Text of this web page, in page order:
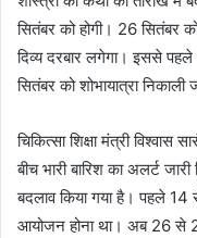
सितंबर को होगी। 26 सितंबर
दिव्य दरबार लगेगा। इससे
सितंबर को शोभायात्रा निकाली
चिकित्सा शिक्षा मंत्री
बीच भारी बारिश का अलर्ट
बदलाव किया गया है। पहले
आयोजन होना था। अब 26 से